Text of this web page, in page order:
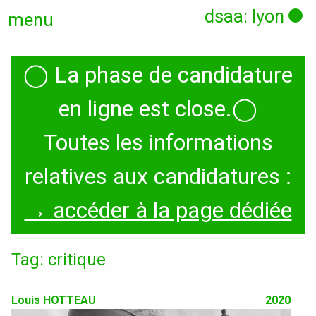
menu dsaa: lyon
Actualités
Candidatures
Graphisme, médias, médiations
Espace, Usages, Territoires
◯ La phase de candidature
en ligne est close.◯
Toutes les informations
relatives aux candidatures :
→ accéder à la page dédiée
Tag: critique
Louis HOTTEAU 2020